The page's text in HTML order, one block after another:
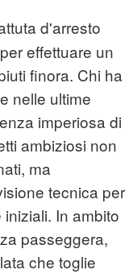
d'arresto
effettuare un
finora. Chi ha
nelle ultime
imperiosa di
ambiziosi non
ma
tecnica per
In ambito
passeggera,
che toglie